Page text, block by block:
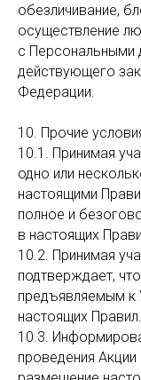
обезличивание,
осуществление
с Персональными
действующего
Федерации.
10. Прочие
10.1. Принимая
одно или
настоящими
полное и
в настоящих
10.2. Принимая
подтверждает,
предъявляемым к
настоящих Правил.
10.3.
проведения Акции